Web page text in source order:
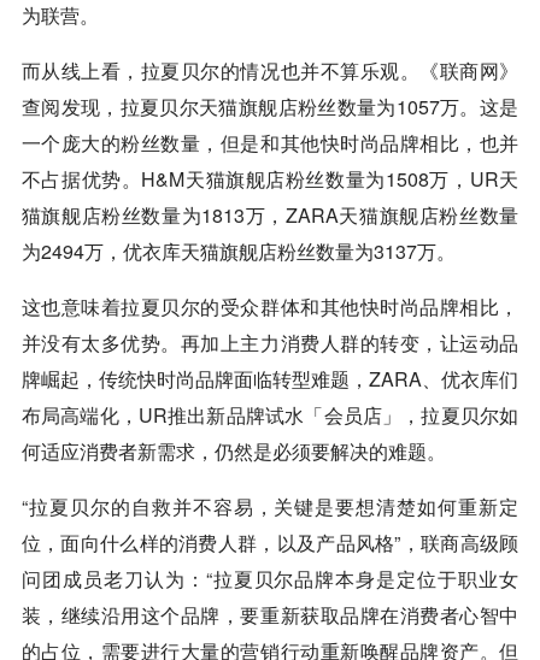
为联营。
而从线上看，拉夏贝尔的情况也并不算乐观。《联商网》
查阅发现，拉夏贝尔天猫旗舰店粉丝数量为1057万。这是
一个庞大的粉丝数量，但是和其他快时尚品牌相比，也并
不占据优势。H&M天猫旗舰店粉丝数量为1508万，UR天
猫旗舰店粉丝数量为1813万，ZARA天猫旗舰店粉丝数量
为2494万，优衣库天猫旗舰店粉丝数量为3137万。
这也意味着拉夏贝尔的受众群体和其他快时尚品牌相比，
并没有太多优势。再加上主力消费人群的转变，让运动品
牌崛起，传统快时尚品牌面临转型难题，ZARA、优衣库们
布局高端化，UR推出新品牌试水「会员店」，拉夏贝尔如
何适应消费者新需求，仍然是必须要解决的难题。
“拉夏贝尔的自救并不容易，关键是要想清楚如何重新定
位，面向什么样的消费人群，以及产品风格”，联商高级顾
问团成员老刀认为：“拉夏贝尔品牌本身是定位于职业女
装，继续沿用这个品牌，要重新获取品牌在消费者心智中
的占位，需要进行大量的营销行动重新唤醒品牌资产。但